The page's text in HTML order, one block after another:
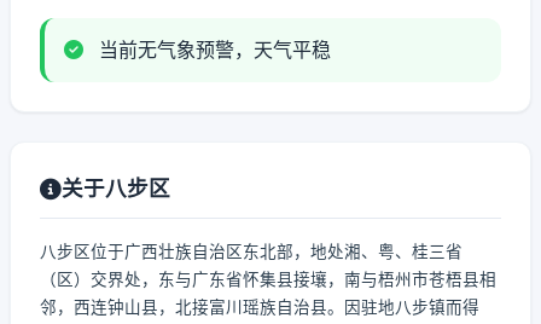
当前无气象预警，天气平稳
关于八步区
八步区位于广西壮族自治区东北部，地处湘、粤、桂三省
（区）交界处，东与广东省怀集县接壤，南与梧州市苍梧县相
邻，西连钟山县，北接富川瑶族自治县。因驻地八步镇而得